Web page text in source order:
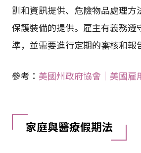
訓和資訊提供、危險物品處理方
保護裝備的提供。雇主有義務遵
準，並需要進行定期的審核和報
參考： 美國州政府協會｜美國雇
家庭與醫療假期法